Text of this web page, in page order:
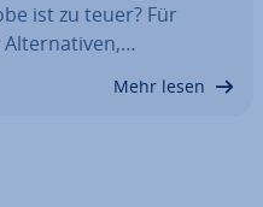
ist zu teuer? Für
Al­ter­na­ti­ven,…
Mehr lesen